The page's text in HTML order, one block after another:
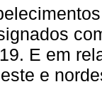
E em
e